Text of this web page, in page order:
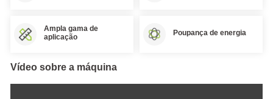
de
por
Ampla gama de
aplicação
Poupança de energia
Vídeo sobre a máquina